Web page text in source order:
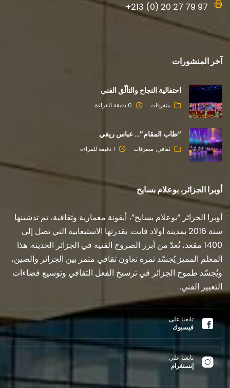
+213 (0) 20 27 79 97
آخر المنشورات
احتفالية النجاح والتألّق الفني
متفرقات 0 دقيقة للقراءة
“طاب المقام”… عباس ريغي
ثقافي متفرقات 1 دقيقة للقراءة
أوبرا الجزائر، بوعلام بسايح
أوبرا الجزائر “بوعلام بسايح”، أيقونة معمارية وثقافية، تم تدشينها
سنة 2016 بمدينة أولاد فايت. بقدرتها الاستيعابية التي تصل إلى
1400 مقعد، تُعدّ من أبرز الصروح الفنية في الجزائر الحديثة. هذا
المعلم المميز يُجسّد ثمرة تعاون ثقافي مثمر بين الجزائر والصين،
ويُجسّد طموح الجزائر في ترسيخ الفعل الثقافي وتوسيع فضاءات
التعبير الفني.
تابعنا على
فيسبوك
تابعنا على
إنستغرام